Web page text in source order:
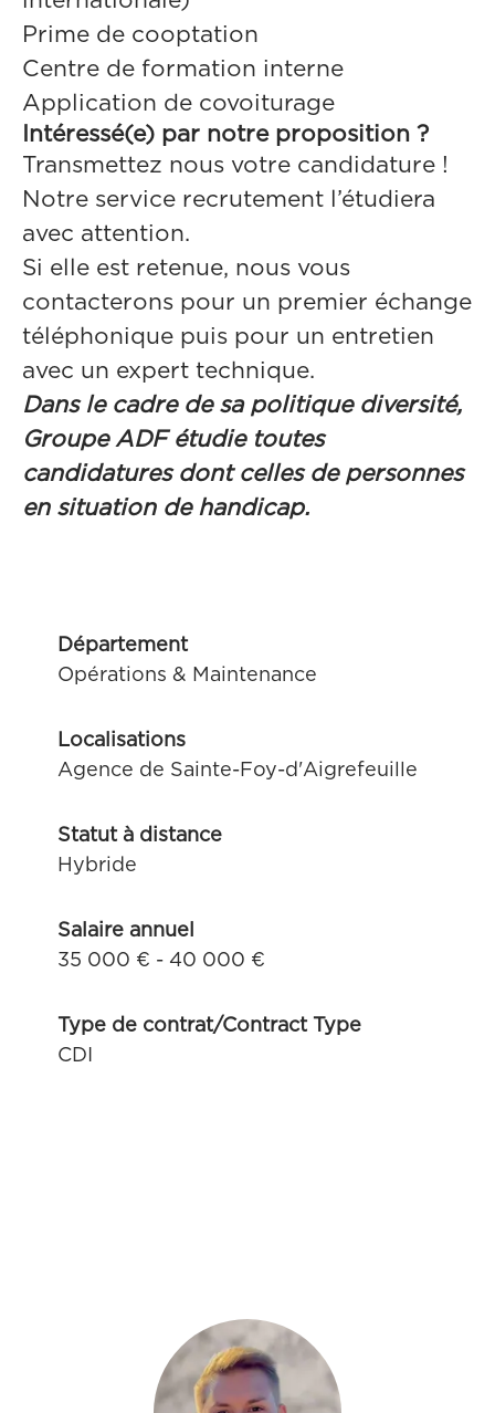
Prime de cooptation
Centre de formation interne
Application de covoiturage
Intéressé(e) par notre proposition ?
Transmettez nous votre candidature !
Notre service recrutement l’étudiera
avec attention.
Si elle est retenue, nous vous
contacterons pour un premier échange
téléphonique puis pour un entretien
avec un expert technique.
Dans le cadre de sa politique diversité,
Groupe ADF étudie toutes
candidatures dont celles de personnes
en situation de handicap.
Département
Opérations & Maintenance
Localisations
Agence de Sainte-Foy-d'Aigrefeuille
Statut à distance
Hybride
Salaire annuel
35 000 € - 40 000 €
Type de contrat/Contract Type
CDI